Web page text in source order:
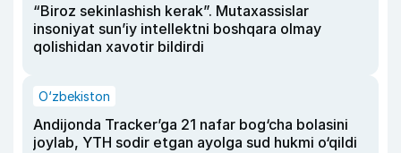
“Biroz sekinlashish kerak”. Mutaxassislar
insoniyat sun’iy intellektni boshqara olmay
qolishidan xavotir bildirdi
O‘zbekiston
Andijonda Tracker’ga 21 nafar bog‘cha bolasini
joylab, YTH sodir etgan ayolga sud hukmi o‘qildi